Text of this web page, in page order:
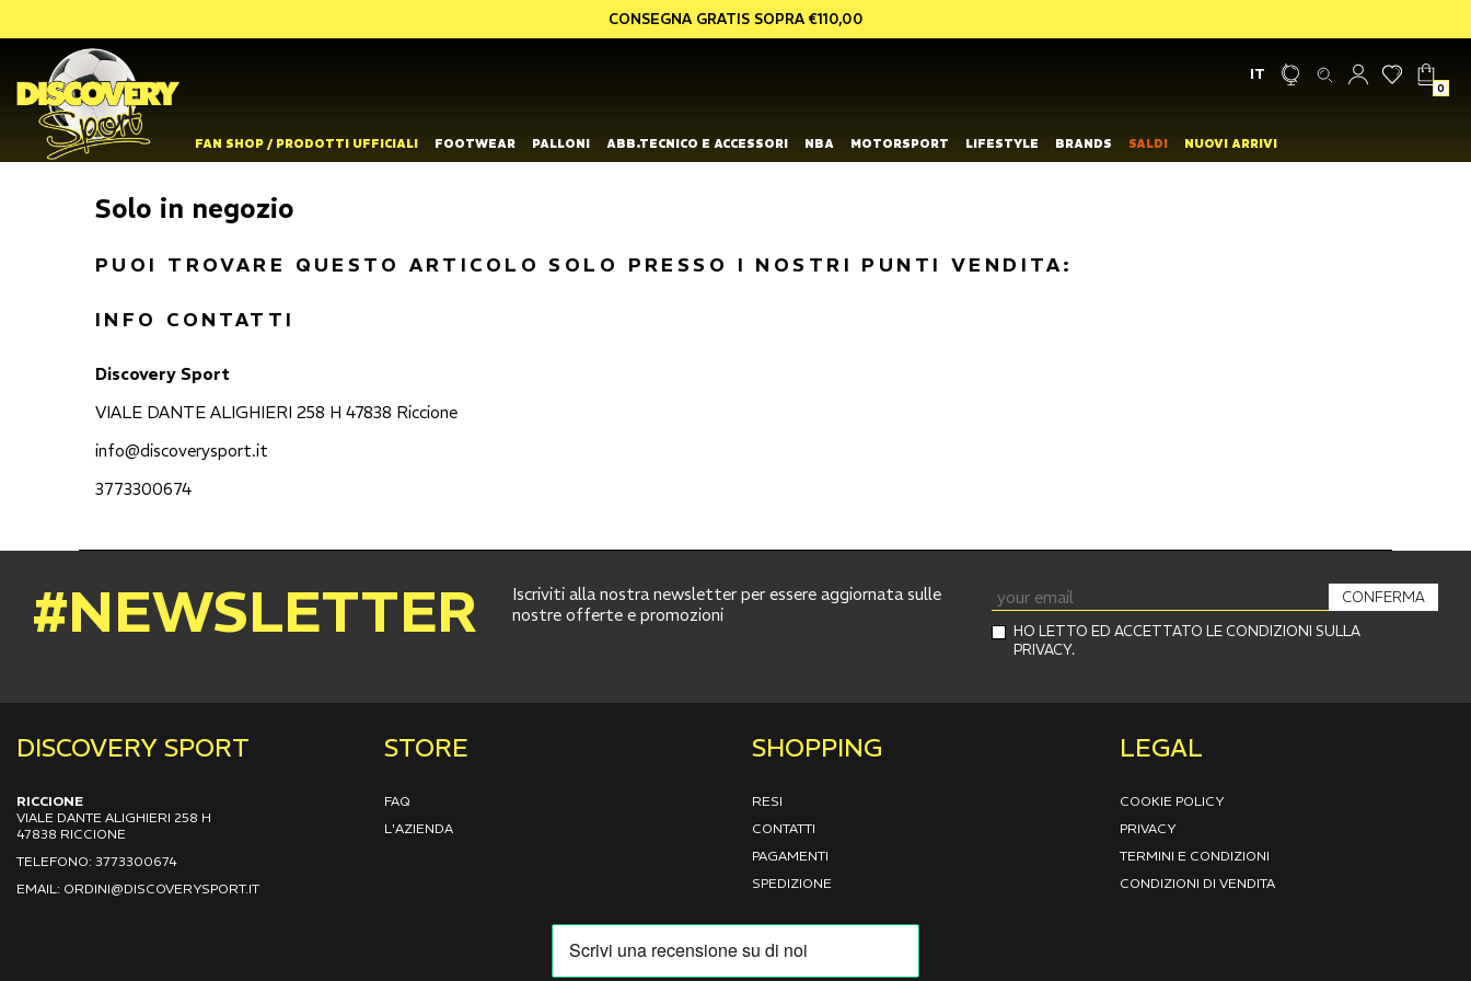
CONSEGNA GRATIS SOPRA €110,00
IT
0
FOOTWEAR PALLONI ABB.TECNICO E ACCESSORI NBA MOTORSPORT LIFESTYLE
FAN SHOP / PRODOTTI UFFICIALI BRANDS SALDI NUOVI ARRIVI
Solo in negozio
PUOI TROVARE QUESTO ARTICOLO SOLO PRESSO I NOSTRI PUNTI VENDITA:
INFO CONTATTI
Discovery Sport
VIALE DANTE ALIGHIERI 258 H 47838 Riccione
info@discoverysport.it
3773300674
#NEWSLETTER
Iscriviti alla nostra newsletter per essere aggiornata sulle
nostre offerte e promozioni
HO LETTO ED ACCETTATO LE CONDIZIONI SULLA
PRIVACY.
CONFERMA
DISCOVERY SPORT
RICCIONE
VIALE DANTE ALIGHIERI 258 H
47838 RICCIONE
TELEFONO: 3773300674
EMAIL: ORDINI@DISCOVERYSPORT.IT
STORE
FAQ
L'AZIENDA
SHOPPING
RESI
CONTATTI
PAGAMENTI
SPEDIZIONE
LEGAL
COOKIE POLICY
PRIVACY
TERMINI E CONDIZIONI
CONDIZIONI DI VENDITA